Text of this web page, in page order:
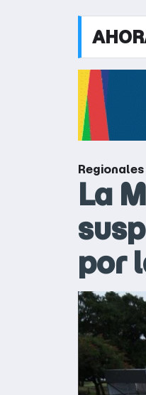
QUE DESREGULÓ
Regionales
La
por